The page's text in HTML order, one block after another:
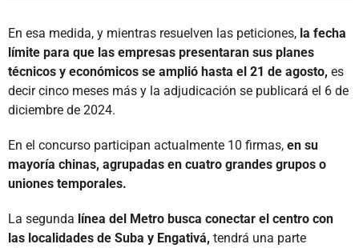
En esa medida, y mientras resuelven las peticiones, la fecha
límite para que las empresas presentaran sus planes
técnicos y económicos se amplió hasta el 21 de agosto, es
decir cinco meses más y la adjudicación se publicará el 6 de
diciembre de 2024.
En el concurso participan actualmente 10 firmas, en su
mayoría chinas, agrupadas en cuatro grandes grupos o
uniones temporales.
La segunda línea del Metro busca conectar el centro con
las localidades de Suba y Engativá, tendrá una parte